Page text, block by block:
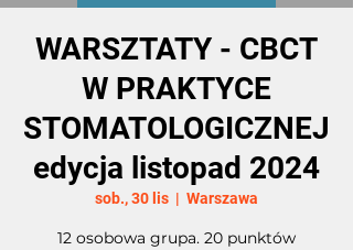
WARSZTATY - CBCT
W PRAKTYCE
STOMATOLOGICZNEJ
edycja listopad 2024
sob., 30 lis
  |
Warszawa
12 osobowa grupa. 20 punktów